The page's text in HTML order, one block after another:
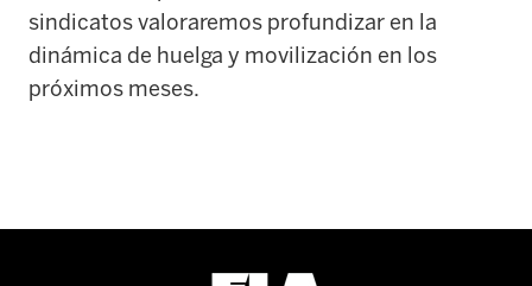
sindicatos valoraremos profundizar en la
dinámica de huelga y movilización en los
próximos meses.